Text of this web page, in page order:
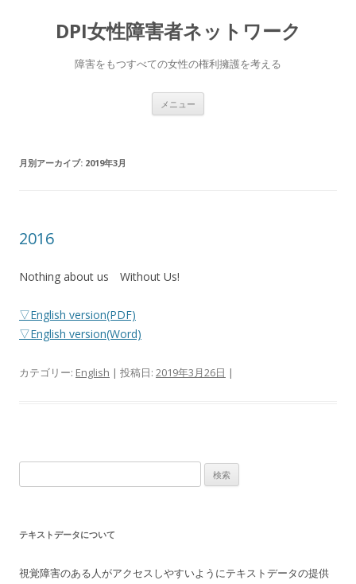
DPI女性障害者ネットワーク
障害をもつすべての女性の権利擁護を考える
メニュー
月別アーカイブ: 2019年3月
2016
Nothing about us Without Us!
▽English version(PDF)
▽English version(Word)
カテゴリー: English | 投稿日: 2019年3月26日 |
索:
テキストデータについて
視覚障害のある人がアクセスしやすいようにテキストデータの提供